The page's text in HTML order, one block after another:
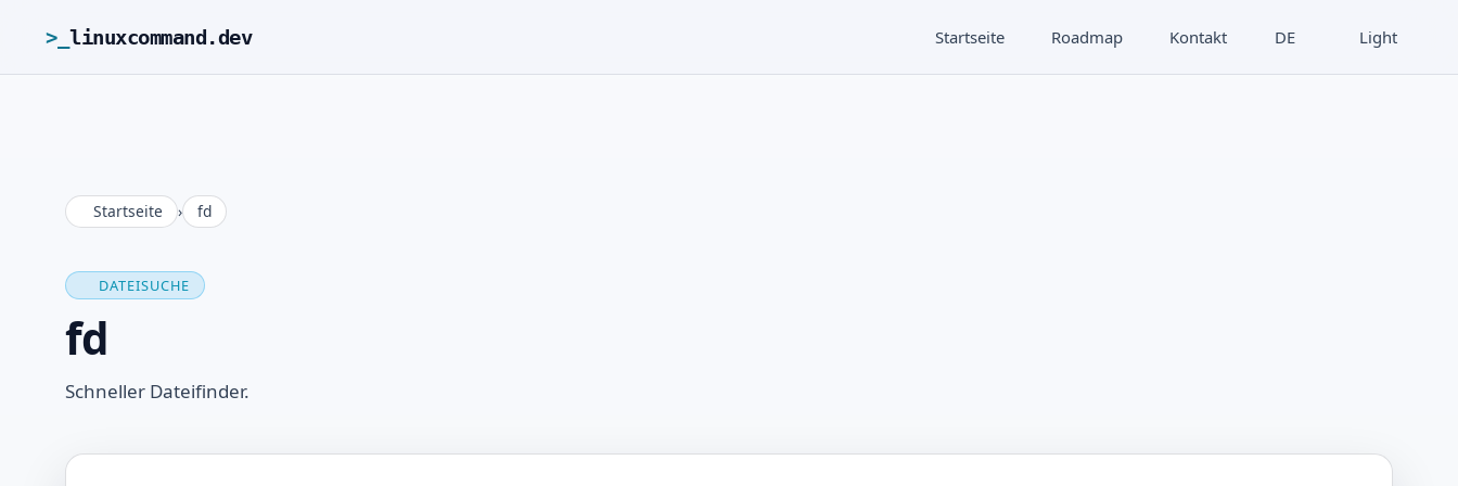
>_ linuxcommand.dev Startseite Roadmap Kontakt DE Light
Startseite › fd
DATEISUCHE
fd
Schneller Dateifinder.